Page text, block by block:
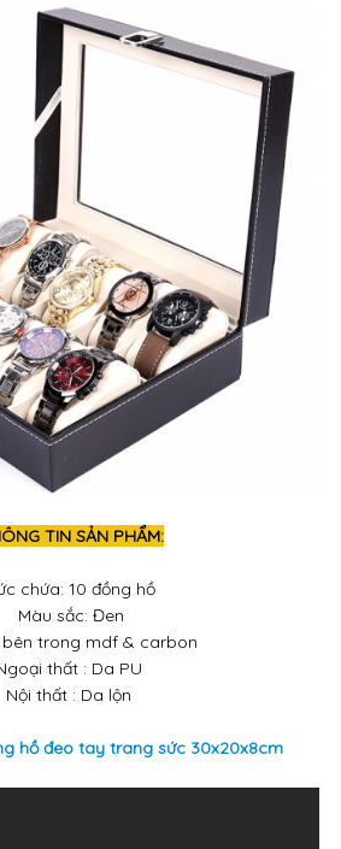
TIN SẢN PHẨM:
chứa: 10 đồng hồ
Màu sắc: Đen
bên trong mdf & carbon
thất : Da PU
Nội thất : Da lộn
hồ đeo tay trang sức 30x20x8cm